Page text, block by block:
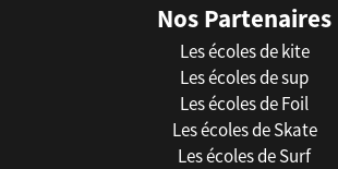
Nos Partenaires
Les écoles de kite
Les écoles de sup
Les écoles de Foil
Les écoles de Skate
Les écoles de Surf